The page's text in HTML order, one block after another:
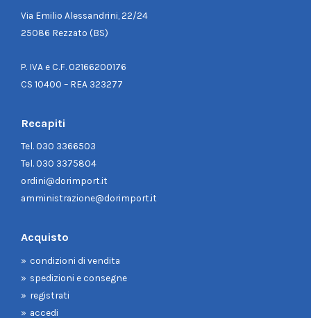
Via Emilio Alessandrini, 22/24
25086 Rezzato (BS)
P. IVA e C.F. 02166200176
CS 10400 – REA 323277
Recapiti
Tel.030 3366503
Tel.030 3375804
ordini@dorimport.it
amministrazione@dorimport.it
Acquisto
condizioni di vendita
spedizioni e consegne
registrati
accedi